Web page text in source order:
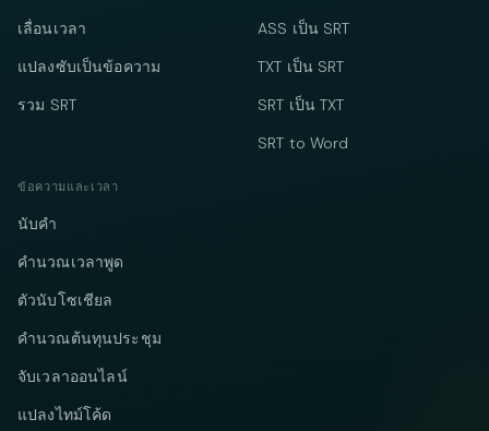
เลื่อนเวลา
แปลงซับเป็นข้อความ
รวม SRT
ASS เป็น SRT
TXT เป็น SRT
SRT เป็น TXT
SRT to Word
ข้อความและเวลา
นับคำ
คำนวณเวลาพูด
ตัวนับโซเชียล
คำนวณต้นทุนประชุม
จับเวลาออนไลน์
แปลงไทม์โค้ด